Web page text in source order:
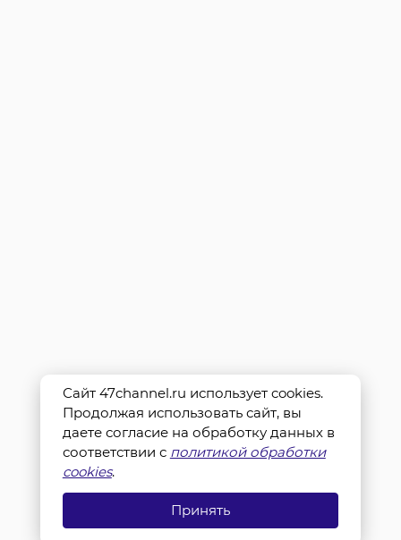
Сайт 47channel.ru использует cookies.
Продолжая использовать сайт, вы
даете согласие на обработку данных в
соответствии с политикой обработки
cookies.
Принять